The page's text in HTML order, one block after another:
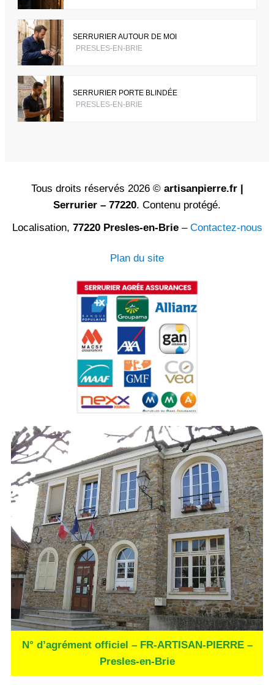
SERRURIER AUTOUR DE MOI
PRESLES-EN-BRIE
SERRURIER PORTE BLINDÉE
PRESLES-EN-BRIE
Tous droits réservés 2026 © artisanpierre.fr |
Serrurier – 77220. Contenu protégé.
Localisation, 77220 Presles-en-Brie– Contactez-nous
Plan du site
N° d’agrément officiel – FR-ARTISAN-PIERRE –
Presles-en-Brie